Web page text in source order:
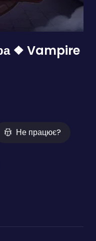
❖ Vampire
Не працює?